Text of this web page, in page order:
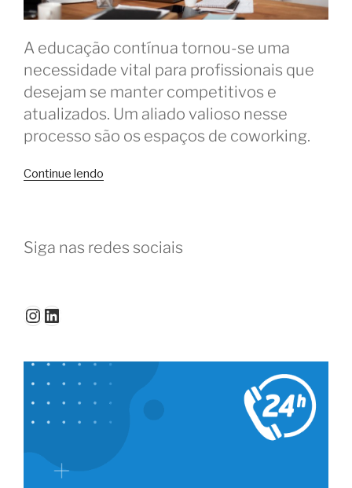
A educação contínua tornou-se uma
necessidade vital para profissionais que
desejam se manter competitivos e
atualizados. Um aliado valioso nesse
processo são os espaços de coworking.
Continue lendo
formação
Siga nas redes sociais
Instagram
LinkedIn